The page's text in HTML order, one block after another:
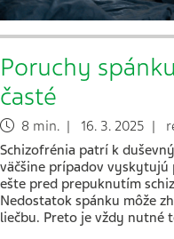
Poruchy
časté
8 min. | 16. 3. 2025 |
Schizofrénia patrí k
väčšine prípadov vyskytujú
ešte pred prepuknutím
Nedostatok spánku môže
liečbu. Preto je vždy nutné